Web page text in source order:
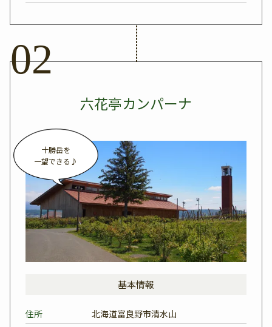
六花亭カンパーナ
基本情報
住所
北海道富良野市清水山
十勝岳を
一望できる♪